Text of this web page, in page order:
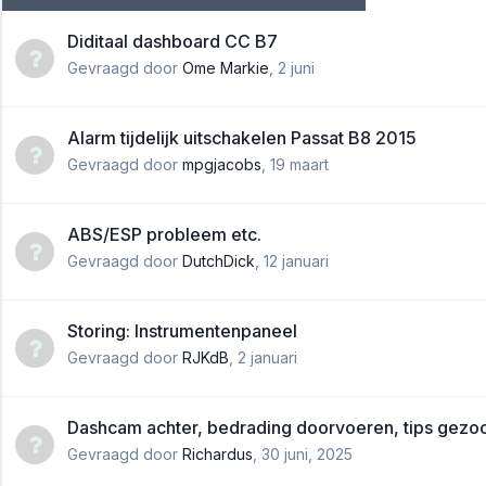
Diditaal dashboard CC B7
Gevraagd door Ome Markie 2 juni
Alarm tijdelijk uitschakelen Passat B8 2015
Gevraagd door mpgjacobs 19 maart
ABS/ESP probleem etc.
Gevraagd door DutchDick 12 januari
Storing: Instrumentenpaneel
Gevraagd door RJKdB 2 januari
Dashcam achter, bedrading doorvoeren, tips
Gevraagd door Richardus 30 juni, 2025